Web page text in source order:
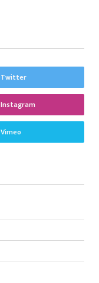
Twitter
Instagram
Vimeo